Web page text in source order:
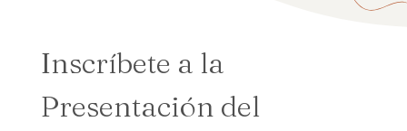
Inscríbete a la
Presentación del